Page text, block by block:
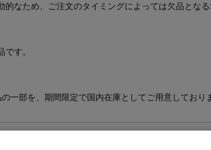
なため、ご注文のタイミングによっては欠品となる
す。
一部を、期間限定で国内在庫としてご用意しており